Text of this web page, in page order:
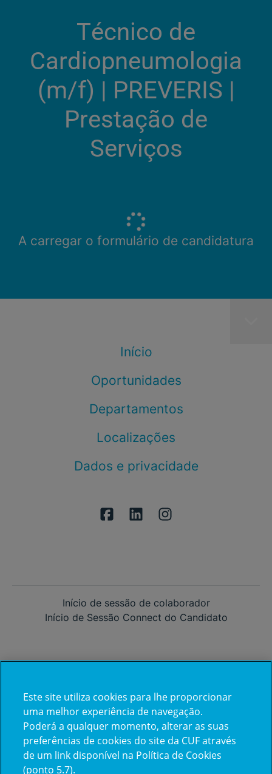
Técnico de
Cardiopneumologia
(m/f)​ | PREVERIS |
Prestação de
Serviços
A carregar o formulário de candidatura
Início
Oportunidades
Departamentos
Localizações
Dados e privacidade
Início de sessão de colaborador
Início de Sessão Connect do Candidato
Já trabalha na CUF?
Vamos encontrar juntos o seu
próximo colega de equipe.
Este site utiliza cookies para lhe proporcionar
uma melhor experiência de navegação.
Poderá a qualquer momento, alterar as suas
preferências de cookies do site da CUF através
de um link disponível na Política de Cookies
(ponto 5.7).